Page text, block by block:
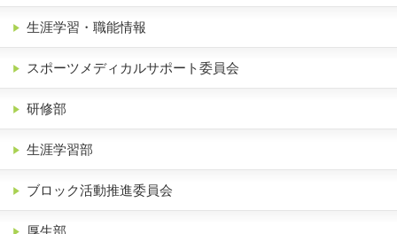
生涯学習・職能情報
スポーツメディカルサポート委員会
研修部
生涯学習部
ブロック活動推進委員会
厚生部